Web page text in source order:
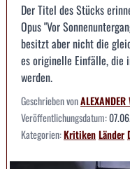
Der Titel des Stücks
Opus "Vor
besitzt aber nicht die
es originelle Einfälle, die
werden.
Geschrieben vonALEXANDER
Veröffentlichungsdatum:
Kategorien:KritikenLänder